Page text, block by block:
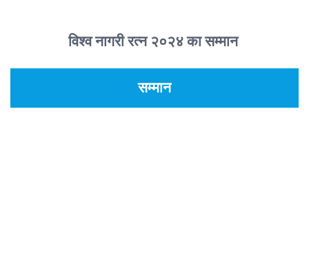
विश्व नागरी रत्न २०२४ का सम्मान
सम्मान